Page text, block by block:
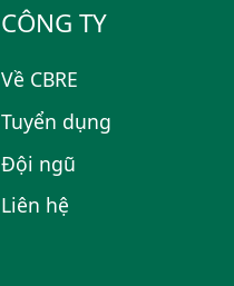
CÔNG TY
Về CBRE
Tuyển dụng
Đội ngũ
Liên hệ